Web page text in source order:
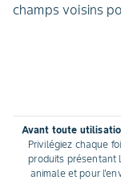
champs voisins
Avant toute
Privilégiez chaque
produits présentant
animale et pour